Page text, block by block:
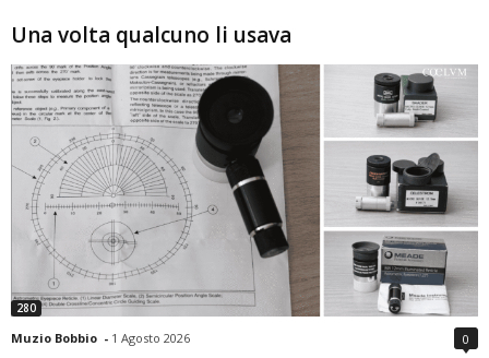
Una volta qualcuno li usava
280
Muzio Bobbio - 1 Agosto 2026 0